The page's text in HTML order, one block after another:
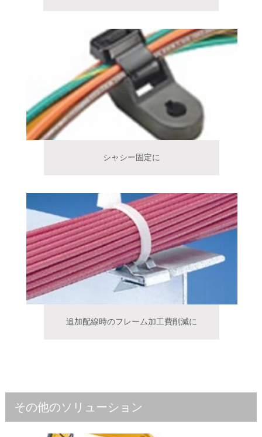
シャシー固定に
追加配線時のフレーム加工費削減に
その他のソリューション